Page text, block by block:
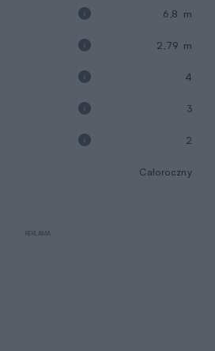
6,8 m
2,79 m
4
3
2
Całoroczny
REKLAMA